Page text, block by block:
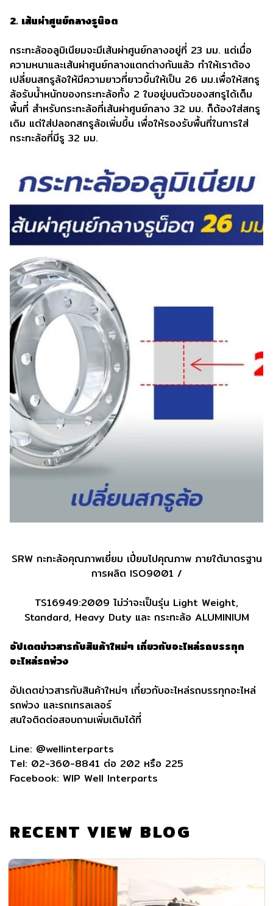
2. เส้นผ่าศูนย์กลางรูน๊อต
กระทะล้ออลูมิเนียมจะมีเส้นผ่าศูนย์กลางอยู่ที่ 23 มม. แต่เมื่อ
ความหนาและเส้นผ่าศูนย์กลางแตกต่างกันแล้ว ทำให้เราต้อง
เปลี่ยนสกรูล้อให้มีความยาวที่ยาวขึ้นให้เป็น 26 มม.เพื่อให้สกรู
ล้อรับน้ำหนักของกระทะล้อทั้ง 2 ใบอยู่บนตัวของสกรูได้เต็ม
พื้นที่ สำหรับกระทะล้อที่เส้นผ่าศูนย์กลาง 32 มม. ก็ต้องใส่สกรู
เดิม แต่ใส่ปลอกสกรูล้อเพิ่มขึ้น เพื่อให้รองรับพื้นที่ในการใส่
กระทะล้อที่มีรู 32 มม.
SRW กะทะล้อคุณภาพเยี่ยม เปี่ยมไปคุณภาพ ภายใต้มาตรฐาน
การผลิต ISO9001 /
TS16949:2009 ไม่ว่าจะเป็นรุ่น Light Weight,
Standard, Heavy Duty และ กระทะล้อ ALUMINIUM
อัปเดตข่าวสารกับสินค้าใหม่ๆ เกี่ยวกับอะไหล่รถบรรทุก
อะไหล่รถพ่วง
อัปเดตข่าวสารกับสินค้าใหม่ๆ เกี่ยวกับอะไหล่รถบรรทุกอะไหล่
รถพ่วง และรถเทรลเลอร์
สนใจติดต่อสอบถามเพิ่มเติมได้ที่
Line: @wellinterparts
Tel: 02-360-8841 ต่อ 202 หรือ 225
Facebook: WIP Well Interparts
RECENT VIEW BLOG